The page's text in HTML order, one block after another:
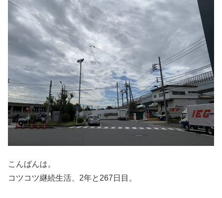
こんばんは。
コツコツ継続生活、2年と267日目。